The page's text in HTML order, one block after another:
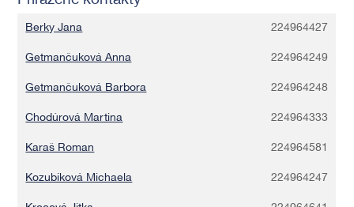
Berky Jana 224964427
Getmančuková Anna 224964249
Getmančuková Barbora 224964248
Chodúrová Martina 224964333
Karaš Roman 224964581
Kozubíková Michaela 224964247